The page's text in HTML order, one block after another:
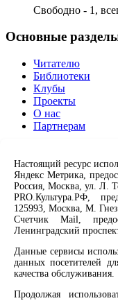
Свободно - 1,
Основные
Читателю
Библиотеки
Клубы
Проекты
О нас
Партнерам
Продлить книгу
Спроси
Спроси краеведа
Оцените
Направить
Соцсети
Одноклассники
Настоящий ресурс
Яндекс Метрика,
Россия, Москва, ул. Л.
PRO.Культура.РФ,
125993, Москва, М.
Счетчик Mail,
Ленинградский
Данные сервисы
данных посетителей
качества обслуживания.
Продолжая